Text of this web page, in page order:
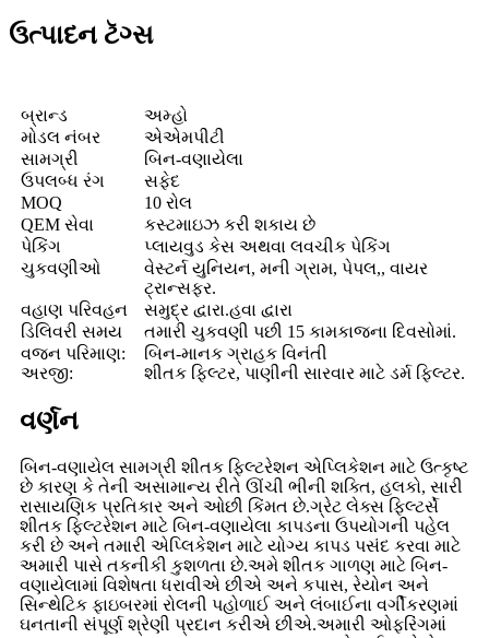
ઉત્પાદન ટૅગ્સ
બ્રાન્ડ
અમ્હો
મોડલ નંબર
એએમપીટી
સામગ્રી
બિન-વણાયેલા
ઉપલબ્ધ રંગ
સફેદ
MOQ
10 રોલ
QEM સેવા
કસ્ટમાઇઝ કરી શકાય છે
પેકિંગ
પ્લાયવુડ કેસ અથવા લવચીક પેકિંગ
ચુકવણીઓ
વેસ્ટર્ન યુનિયન, મની ગ્રામ, પેપલ,, વાયર
ટ્રાન્સફર.
વહાણ પરિવહન
સમુદ્ર દ્વારા.હવા દ્વારા
ડિલિવરી સમય
તમારી ચુકવણી પછી 15 કામકાજના દિવસોમાં.
વજન પરિમાણ:
અરજી:
બિન-માનક ગ્રાહક વિનંતી
શીતક ફિલ્ટર, પાણીની સારવાર માટે ડર્મ ફિલ્ટર.
વર્ણન
બિન-વણાયેલ સામગ્રી શીતક ફિલ્ટરેશન એપ્લિકેશન માટે ઉત્કૃષ્ટ
છે કારણ કે તેની અસામાન્ય રીતે ઊંચી ભીની શક્તિ, હલકો, સારી
રાસાયણિક પ્રતિકાર અને ઓછી કિંમત છે.ગ્રેટ લેક્સ ફિલ્ટર્સે
શીતક ફિલ્ટરેશન માટે બિન-વણાયેલા કાપડના ઉપયોગની પહેલ
કરી છે અને તમારી એપ્લિકેશન માટે યોગ્ય કાપડ પસંદ કરવા માટે
અમારી પાસે તકનીકી કુશળતા છે.અમે શીતક ગાળણ માટે બિન-
વણાયેલામાં વિશેષતા ધરાવીએ છીએ અને કપાસ, રેયોન અને
સિન્થેટિક ફાઇબરમાં રોલની પહોળાઈ અને લંબાઈના વર્ગીકરણમાં
ઘનતાની સંપૂર્ણ શ્રેણી પ્રદાન કરીએ છીએ.અમારી ઓફરિંગમાં